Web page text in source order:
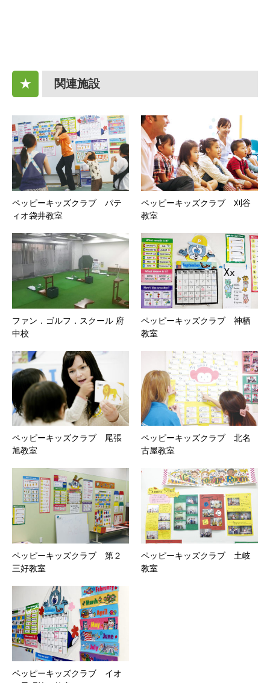
★ 関連施設
ペッピーキッズクラブ パテ
ィオ袋井教室
ペッピーキッズクラブ 刈谷
教室
ファン．ゴルフ．スクール 府
中校
ペッピーキッズクラブ 神栖
教室
ペッピーキッズクラブ 尾張
旭教室
ペッピーキッズクラブ 北名
古屋教室
ペッピーキッズクラブ 第２
三好教室
ペッピーキッズクラブ 土岐
教室
ペッピーキッズクラブ イオ